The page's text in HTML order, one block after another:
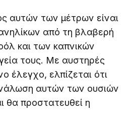
αυτών των μέτρων είναι
από τη βλαβερή
και των καπνικών
τους. Με αυστηρές
έλεγχο, ελπίζεται ότι
αυτών των ουσιών
θα προστατευθεί η